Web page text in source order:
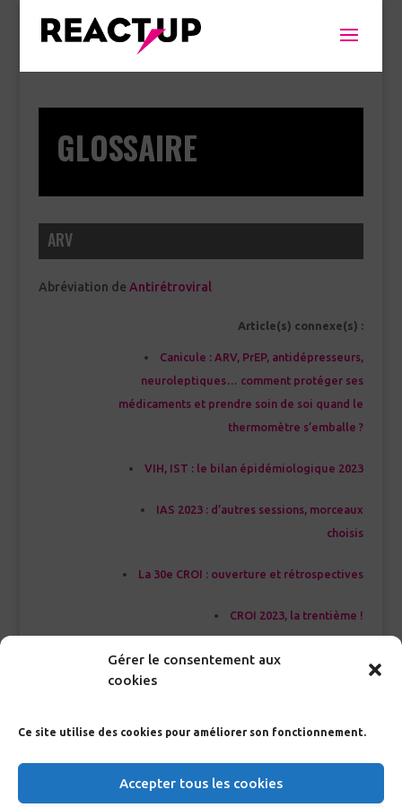
Gérer le consentement aux
cookies
Ce site utilise des cookies pour améliorer son fonctionnement.
Accepter tous les cookies
GLOSSAIRE
ARV
Abréviation de Antirétroviral
Article(s) connexe(s) :
Canicule : ARV, PrEP, antidépresseurs,
neuroleptiques… comment protéger ses
médicaments et prendre soin de soi quand le
thermomètre s’emballe ?
VIH, IST : le bilan épidémiologique 2023
IAS 2023 : d’autres sessions, morceaux
choisis
La 30e CROI : ouverture et rétrospectives
CROI 2023, la trentième !
RECHERCHE GLOSSAIRE